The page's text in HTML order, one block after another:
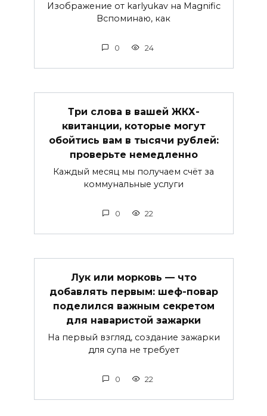
Изображение от karlyukav на Magnific
Вспоминаю, как
0 24
Три слова в вашей ЖКХ-
квитанции, которые могут
обойтись вам в тысячи рублей:
проверьте немедленно
Каждый месяц мы получаем счёт за
коммунальные услуги
0 22
Лук или морковь — что
добавлять первым: шеф-повар
поделился важным секретом
для наваристой зажарки
На первый взгляд, создание зажарки
для супа не требует
0 22